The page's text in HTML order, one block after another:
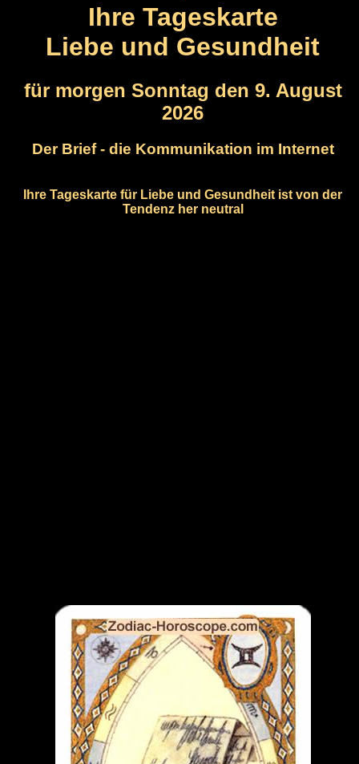
Ihre Tageskarte
Liebe und Gesundheit
für morgen Sonntag den 9. August
2026
Der Brief - die Kommunikation im Internet
Ihre Tageskarte für Liebe und Gesundheit ist von der
Tendenz her neutral